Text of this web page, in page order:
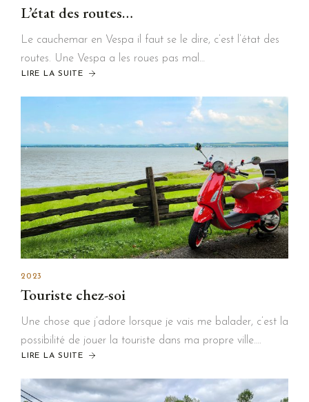
L’état des routes…
Le cauchemar en Vespa il faut se le dire, c’est l’état des
routes. Une Vespa a les roues pas mal…
LIRE LA SUITE
2023
Touriste chez-soi
Une chose que j’adore lorsque je vais me balader, c’est la
possibilité de jouer la touriste dans ma propre ville….
LIRE LA SUITE